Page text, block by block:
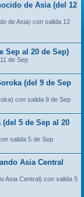
de Asia (del 12
de Asia) con salida 12
Sep al 20 de Sep)
de Sep
(del 9 de Sep
con salida 9 de Sep
5 de Sep al 20
salida 5 de Sep
Asia Central
Asia Central) con salida 5